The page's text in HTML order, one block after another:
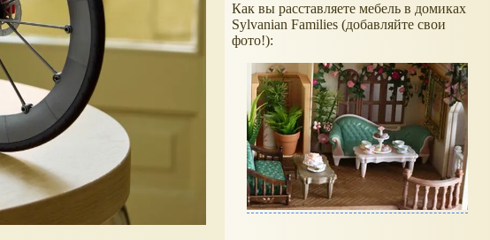
Как вы расставляете мебель в домиках
Sylvanian Families (добавляйте свои
фото!):